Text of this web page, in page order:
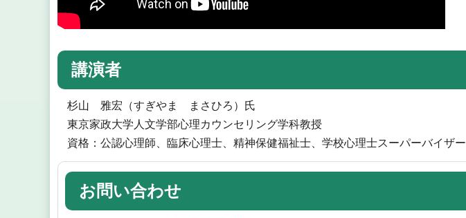
講演者
杉山 雅宏（すぎやま まさひろ）氏
東京家政大学人文学部心理カウンセリング学科教授
資格：公認心理師、臨床心理士、精神保健福祉士、学校心理士スーパーバイザー
お問い合わせ